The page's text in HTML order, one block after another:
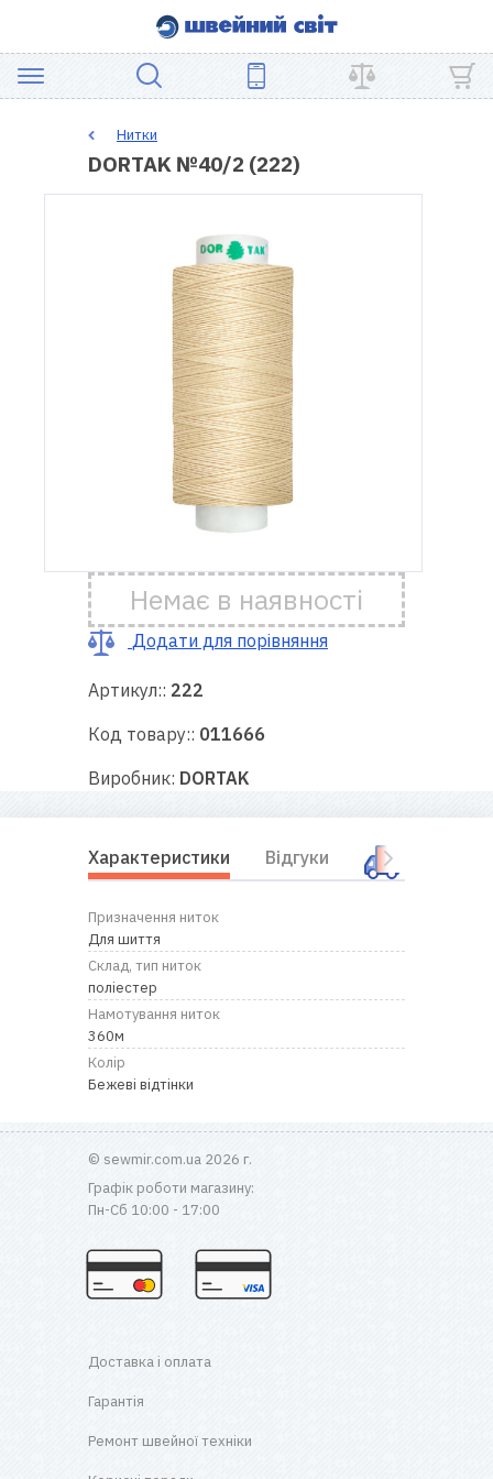
ШВЕЙНЕ
і оплата
Гарантія
Ремонт
техніки
поради
Контакти
Про
нас
Нитки
DORTAK №40/2 (222)
Немає в наявності
Додати для порівняння
Артикул:: 222
Код товару:: 011666
Виробник: DORTAK
Характеристики Відгуки
Призначення ниток
Для шиття
Склад, тип ниток
поліестер
Намотування ниток
360м
Колір
Бежеві відтінки
© sewmir.com.ua 2026 г.
Графік роботи магазину:
Пн-Сб 10:00 - 17:00
Доставка і оплата
Гарантія
Ремонт швейної техніки